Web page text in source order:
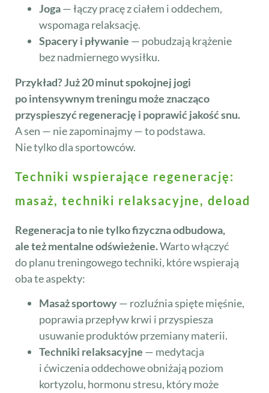
Joga— łączy pracę z ciałem i oddechem,
wspomaga relaksację.
Spacery i pływanie — pobudzają krążenie
bez nadmiernego wysiłku.
Przykład? Już 20 minut spokojnej jogi
po intensywnym treningu może znacząco
przyspieszyć regenerację i poprawić jakość snu.
A sen — nie zapominajmy — to podstawa.
Nie tylko dla sportowców.
Techniki wspierające regenerację:
masaż, techniki relaksacyjne, deload
Regeneracja to nie tylko fizyczna odbudowa,
ale też mentalne odświeżenie.Warto włączyć
do planu treningowego techniki, które wspierają
oba te aspekty:
Masaż sportowy— rozluźnia spięte mięśnie,
poprawia przepływ krwi i przyspiesza
usuwanie produktów przemiany materii.
Techniki relaksacyjne — medytacja
i ćwiczenia oddechowe obniżają poziom
kortyzolu, hormonu stresu, który może